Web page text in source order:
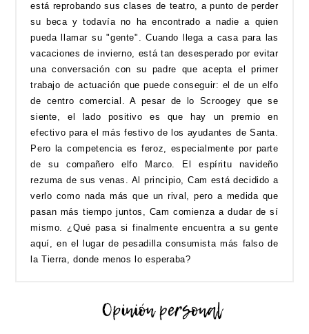
está reprobando sus clases de teatro, a punto de perder
su beca y todavía no ha encontrado a nadie a quien
pueda llamar su "gente". Cuando llega a casa para las
vacaciones de invierno, está tan desesperado por evitar
una conversación con su padre que acepta el primer
trabajo de actuación que puede conseguir: el de un elfo
de centro comercial. A pesar de lo Scroogey que se
siente, el lado positivo es que hay un premio en
efectivo para el más festivo de los ayudantes de Santa.
Pero la competencia es feroz, especialmente por parte
de su compañero elfo Marco. El espíritu navideño
rezuma de sus venas. Al principio, Cam está decidido a
verlo como nada más que un rival, pero a medida que
pasan más tiempo juntos, Cam comienza a dudar de sí
mismo. ¿Qué pasa si finalmente encuentra a su gente
aquí, en el lugar de pesadilla consumista más falso de
la Tierra, donde menos lo esperaba?